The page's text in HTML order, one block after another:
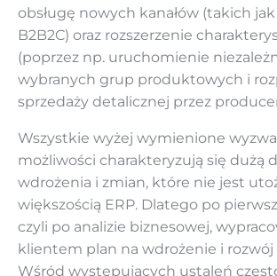
obsługę nowych kanałów (takich
B2B2C) oraz rozszerzenie
(poprzez np. uruchomienie
wybranych grup produktowych i
sprzedaży detalicznej przez
Wszystkie wyżej wymienione
możliwości charakteryzują się dużą
wdrożenia i zmian, które nie jest
większością ERP. Dlatego po
czyli po analizie biznesowej,
klientem plan na wdrożenie i
Wśród występujących ustaleń